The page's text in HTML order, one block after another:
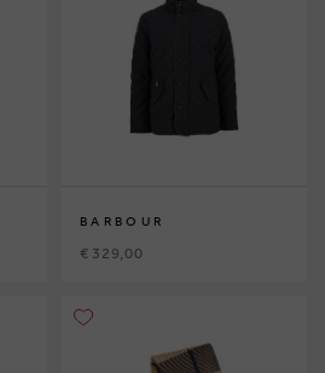
BARBOUR
€ 329,00